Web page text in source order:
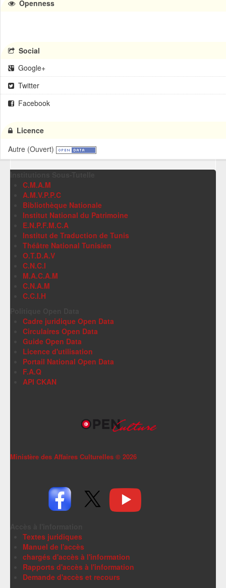
Openness
Social
Google+
Twitter
Facebook
Licence
Autre (Ouvert)
C.M.A.M
A.M.V.P.P.C
Bibliothèque Nationale
Institut National du Patrimoine
E.N.P.F.M.C.A
Institut de Traduction de Tunis
Théâtre National Tunisien
O.T.D.A.V
C.N.C.I
M.A.C.A.M
C.N.A.M
C.C.I.H
Cadre juridique Open Data
Circulaires Open Data
Guide Open Data
Licence d'utilisation
Portail National Open Data
F.A.Q
API CKAN
Ministère des Affaires Culturelles © 2026
Textes juridiques
Manuel de l'accès
chargés d'accès à l'information
Rapports d'accès à l'information
Demande d'accès et recours